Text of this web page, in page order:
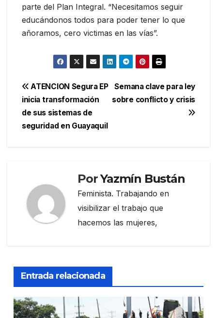
parte del Plan Integral. “Necesitamos seguir
educándonos todos para poder tener lo que
añoramos, cero victimas en las vías”.
Navegación
de
entradas
Semana clave para ley
sobre conflicto y crisis
ATENCION Segura EP
inicia transformación
de sus sistemas de
seguridad en Guayaquil
PorYazmín Bustán
Feminista. Trabajando en
visibilizar el trabajo que
hacemos las mujeres,
Entrada relacionada